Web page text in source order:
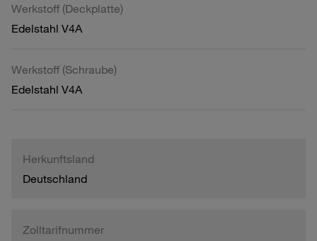
Werkstoff (Deckplatte)
Edelstahl V4A
Werkstoff (Schraube)
Edelstahl V4A
Herkunftsland
Deutschland
Zolltarifnummer